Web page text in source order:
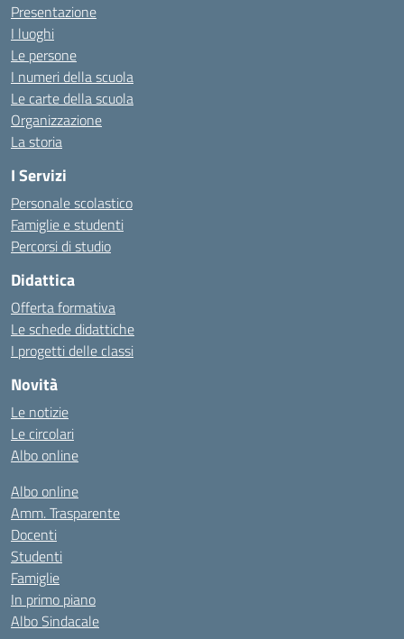
Presentazione
I luoghi
Le persone
I numeri della scuola
Le carte della scuola
Organizzazione
La storia
I Servizi
Personale scolastico
Famiglie e studenti
Percorsi di studio
Didattica
Offerta formativa
Le schede didattiche
I progetti delle classi
Novità
Le notizie
Le circolari
Albo online
Albo online
Amm. Trasparente
Docenti
Studenti
Famiglie
In primo piano
Albo Sindacale